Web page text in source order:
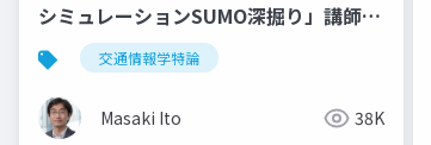
シミュレーションSUMO深掘り」講師：
伊藤昌毅交通情報学特論
Masaki Ito 38K